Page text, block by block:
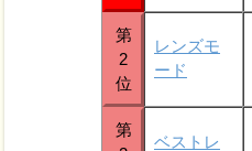
第
2
位
レンズモ
ード
第
ベストレ